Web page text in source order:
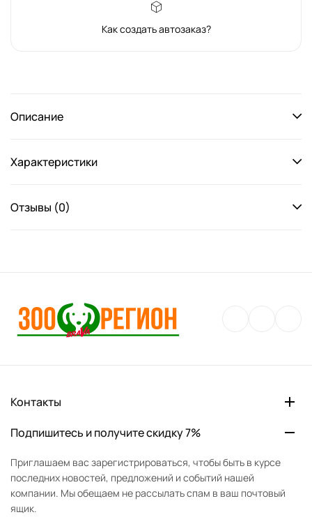
Как создать автозаказ?
Описание
Характеристики
Отзывы (0)
Контакты
Подпишитесь и получите скидку 7%
Приглашаем вас зарегистрироваться, чтобы быть в курсе
последних новостей, предложений и событий нашей
компании. Мы обещаем не рассылать спам в ваш почтовый
ящик.